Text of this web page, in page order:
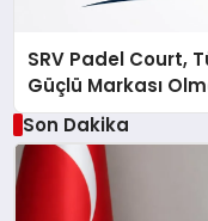
SRV Padel Court,
Güçlü Markası
Son Dakika